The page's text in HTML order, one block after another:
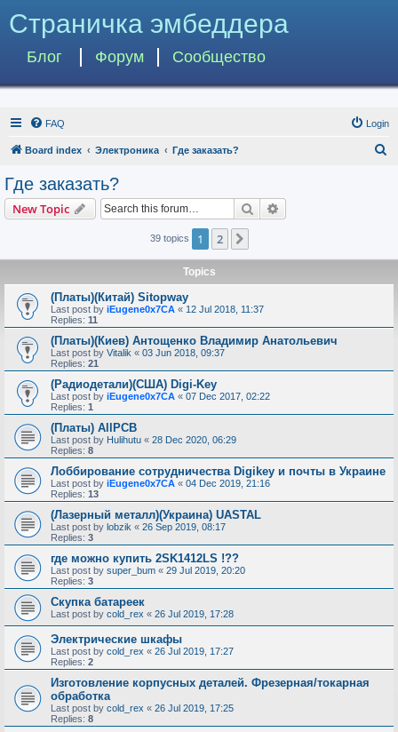
Страничка эмбеддера
Блог Форум Сообщество
FAQ Login
Board index Электроника Где заказать?
Где заказать?
New Topic Search
39 topics 1 2
Topics
(Платы)(Китай) Sitopway
Last post by iEugene0x7CA « 12 Jul 2018, 11:37
Replies: 11
(Платы)(Киев) Антощенко Владимир Анатольевич
Last post by Vitalik « 03 Jun 2018, 09:37
Replies: 21
(Радиодетали)(США) Digi-Key
Last post by iEugene0x7CA « 07 Dec 2017, 02:22
Replies: 1
(Платы) AllPCB
Last post by Hulihutu « 28 Dec 2020, 06:29
Replies: 8
Лоббирование сотрудничества Digikey и почты в Украине
Last post by iEugene0x7CA « 04 Dec 2019, 21:16
Replies: 13
(Лазерный металл)(Украина) UASTAL
Last post by lobzik « 26 Sep 2019, 08:17
Replies: 3
где можно купить 2SK1412LS !??
Last post by super_bum « 29 Jul 2019, 20:20
Replies: 3
Скупка батареек
Last post by cold_rex « 26 Jul 2019, 17:28
Электрические шкафы
Last post by cold_rex « 26 Jul 2019, 17:27
Replies: 2
Изготовление корпусных деталей. Фрезерная/токарная
обработка
Last post by cold_rex « 26 Jul 2019, 17:25
Replies: 8